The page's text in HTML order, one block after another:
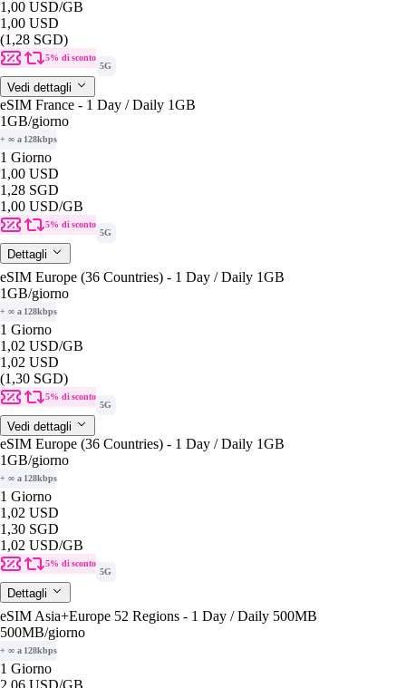
1,00 USD/GB
1,00 USD
(1,28 SGD)
5% di sconto
5G
Vedi dettagli
eSIM France - 1 Day / Daily 1GB
1GB/giorno
+ ∞ a 128kbps
1 Giorno
1,00 USD
1,28 SGD
1,00 USD/GB
5% di sconto
5G
Dettagli
eSIM Europe (36 Countries) - 1 Day / Daily 1GB
1GB/giorno
+ ∞ a 128kbps
1 Giorno
1,02 USD/GB
1,02 USD
(1,30 SGD)
5% di sconto
5G
Vedi dettagli
eSIM Europe (36 Countries) - 1 Day / Daily 1GB
1GB/giorno
+ ∞ a 128kbps
1 Giorno
1,02 USD
1,30 SGD
1,02 USD/GB
5% di sconto
5G
Dettagli
eSIM Asia+Europe 52 Regions - 1 Day / Daily 500MB
500MB/giorno
+ ∞ a 128kbps
1 Giorno
2,06 USD/GB